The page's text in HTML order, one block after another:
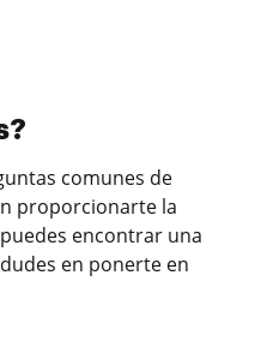
comunes de
proporcionarte la
encontrar una
en ponerte en